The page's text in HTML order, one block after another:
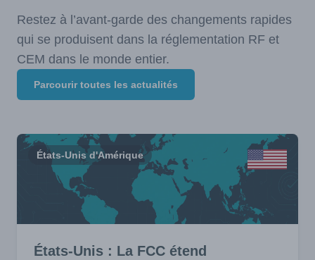
Restez à l’avant-garde des changements rapides
qui se produisent dans la réglementation RF et
CEM dans le monde entier.
Parcourir toutes les actualités
États-Unis d'Amérique
États-Unis : La FCC étend